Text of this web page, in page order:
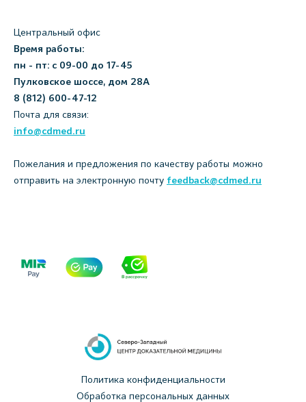
Центральный офис
Время работы:
пн - пт: с 09-00 до 17-45
Пулковское шоссе, дом 28А
8 (812) 600-47-12
Почта для связи:
info@cdmed.ru
Пожелания и предложения по качеству работы можно
отправить на электронную почту feedback@cdmed.ru
Политика конфиденциальности
Обработка персональных данных